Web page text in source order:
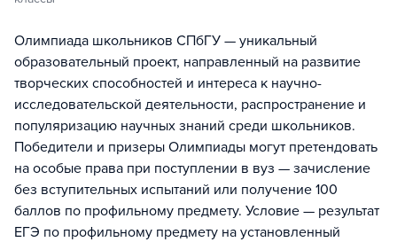
Олимпиада школьников СПбГУ — уникальный
образовательный проект, направленный на развитие
творческих способностей и интереса к научно-
исследовательской деятельности, распространение и
популяризацию научных знаний среди школьников.
Победители и призеры Олимпиады могут претендовать
на особые права при поступлении в вуз — зачисление
без вступительных испытаний или получение 100
баллов по профильному предмету. Условие — результат
ЕГЭ по профильному предмету на установленный